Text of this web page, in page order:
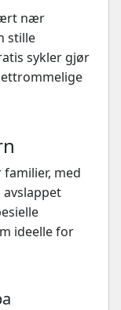
nær
stille
sykler gjør
med
ideelle for